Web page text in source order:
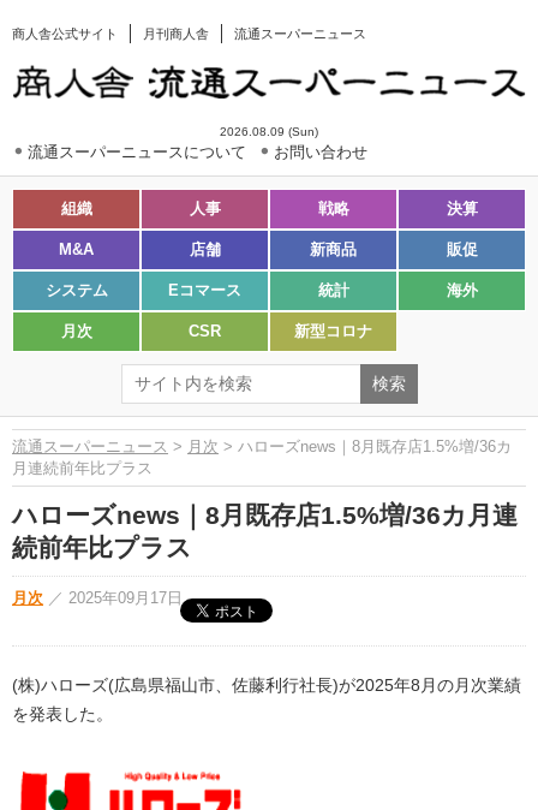
商人舎公式サイト 月刊商人舎 流通スーパーニュース
2026.08.09 (Sun)
流通スーパーニュースについて お問い合わせ
組織 人事 戦略 決算
M&A 店舗 新商品 販促
システム Eコマース 統計 海外
月次 CSR 新型コロナ
流通スーパーニュース > 月次 > ハローズnews｜8月既存店1.5%増/36カ
月連続前年比プラス
ハローズnews｜8月既存店1.5%増/36カ月連
続前年比プラス
月次 ／ 2025年09月17日
(株)ハローズ(広島県福山市、佐藤利行社長)が2025年8月の月次業績
を発表した。